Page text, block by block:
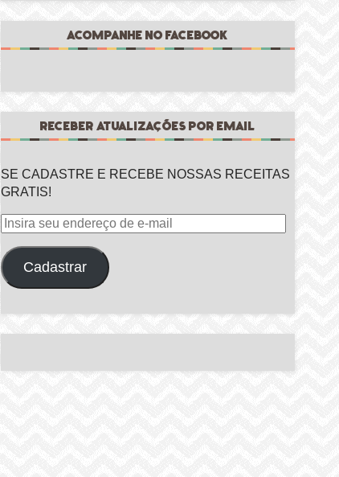
ACOMPANHE NO FACEBOOK
RECEBER ATUALIZAÇÕES POR EMAIL
SE CADASTRE E RECEBE NOSSAS RECEITAS
GRATIS!
Insira
endereço
de
Cadastrar